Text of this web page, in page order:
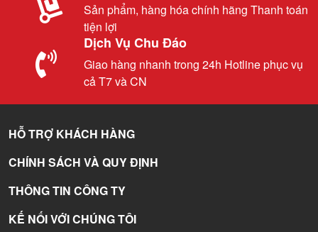
Sản phẩm, hàng hóa chính hãng Thanh toán
tiện lợi
Dịch Vụ Chu Đáo
Giao hàng nhanh trong 24h Hotline phục vụ
cả T7 và CN
HỖ TRỢ KHÁCH HÀNG
CHÍNH SÁCH VÀ QUY ĐỊNH
THÔNG TIN CÔNG TY
KẾ NỐI VỚI CHÚNG TÔI